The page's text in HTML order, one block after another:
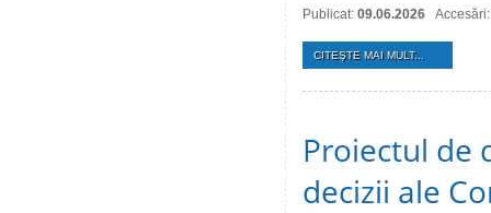
Publicat: 09.06.2026
CITEŞTE MAI MULT...
Proiectul de
decizii ale